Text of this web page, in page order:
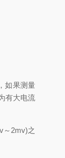
如果测量
有大电流
2mv)之